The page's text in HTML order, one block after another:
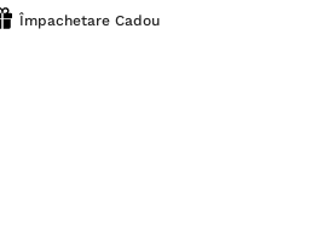
Împachetare Cadou